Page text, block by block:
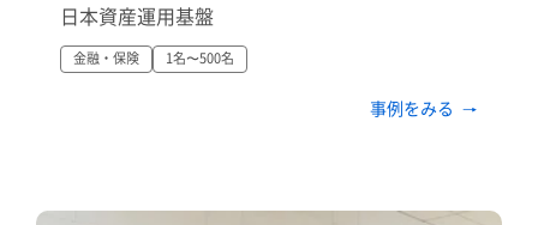
日本資産運用基盤
金融・保険 1名〜500名
事例をみる